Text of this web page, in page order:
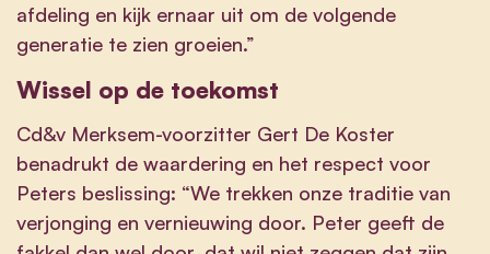
afdeling en kijk ernaar uit om de volgende
generatie te zien groeien.”
Wissel op de toekomst
Cd&v Merksem-voorzitter Gert De Koster
benadrukt de waardering en het respect voor
Peters beslissing: “We trekken onze traditie van
verjonging en vernieuwing door. Peter geeft de